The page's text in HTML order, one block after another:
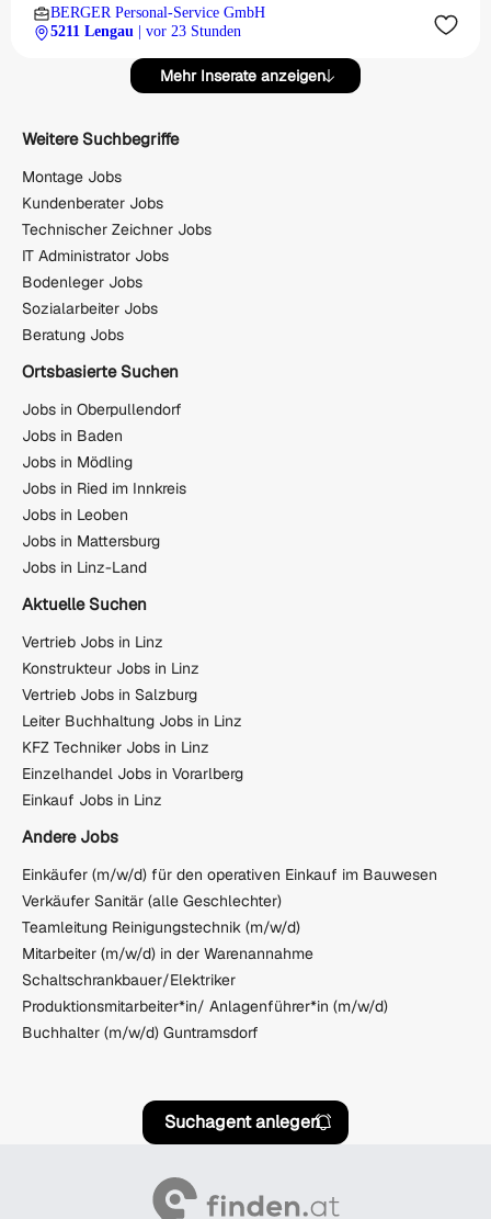
BERGER Personal-Service GmbH
5211 Lengau
| vor 23 Stunden
Mehr Inserate anzeigen
Weitere Suchbegriffe
Montage Jobs
Kundenberater Jobs
Technischer Zeichner Jobs
IT Administrator Jobs
Bodenleger Jobs
Sozialarbeiter Jobs
Beratung Jobs
Ortsbasierte Suchen
Jobs in Oberpullendorf
Jobs in Baden
Jobs in Mödling
Jobs in Ried im Innkreis
Jobs in Leoben
Jobs in Mattersburg
Jobs in Linz-Land
Aktuelle Suchen
Vertrieb Jobs in Linz
Konstrukteur Jobs in Linz
Vertrieb Jobs in Salzburg
Leiter Buchhaltung Jobs in Linz
KFZ Techniker Jobs in Linz
Einzelhandel Jobs in Vorarlberg
Einkauf Jobs in Linz
Andere Jobs
Einkäufer (m/w/d) für den operativen Einkauf im Bauwesen
Verkäufer Sanitär (alle Geschlechter)
Teamleitung Reinigungstechnik (m/w/d)
Mitarbeiter (m/w/d) in der Warenannahme
Schaltschrankbauer/Elektriker
Produktionsmitarbeiter*in/ Anlagenführer*in (m/w/d)
Buchhalter (m/w/d) Guntramsdorf
Suchagent anlegen